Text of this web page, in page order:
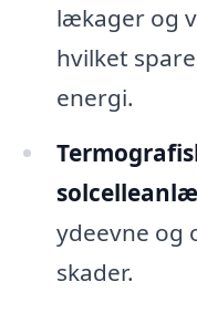
lækager og
hvilket
energi.
ydeevne og
skader.